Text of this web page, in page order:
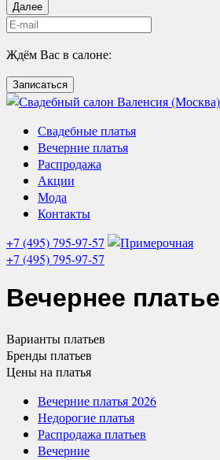
Далее
Ждём Вас в салоне:
Записаться
Свадебные платья
Вечерние платья
Распродажа
Акции
Мода
Контакты
+7 (495) 795-97-57
+7 (495) 795-97-57
Вечернее платье
Вариантыплатьев
Брендыплатьев
Ценына платья
Вечерние платья 2026
Недорогие платья
Распродажа платьев
Вечерние